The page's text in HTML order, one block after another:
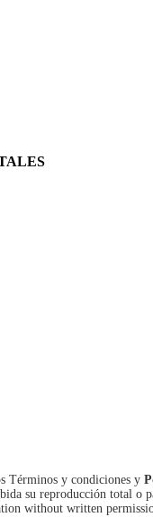
Términos y condiciones y
su reproducción total
without written